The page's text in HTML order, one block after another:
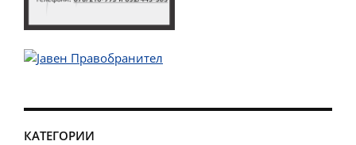
КАТЕГОРИИ